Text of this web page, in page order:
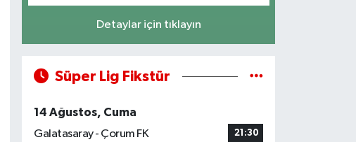
Detaylar için tıklayın
Süper Lig Fikstür
14 Ağustos, Cuma
Galatasaray - Çorum FK
21:30